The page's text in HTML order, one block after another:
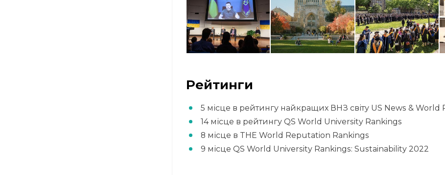
Рейтинги
5 місце в рейтингу найкращих ВНЗ світу US News & World
14 місце в рейтингу QS World University Rankings
8 місце в THE World Reputation Rankings
9 місце QS World University Rankings: Sustainability 2022